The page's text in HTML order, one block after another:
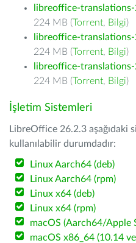
libreoffice-
224 MB (Torrent, Bilgi)
libreoffice-
224 MB (Torrent, Bilgi)
libreoffice-
224 MB (Torrent, Bilgi)
İşletim Sistemleri
LibreOffice 26.2.3 aşağıdaki
kullanılabilir durumdadır:
Linux Aarch64 (deb)
Linux Aarch64 (rpm)
Linux x64 (deb)
Linux x64 (rpm)
macOS (Aarch64/Apple
macOS x86_64 (10.14